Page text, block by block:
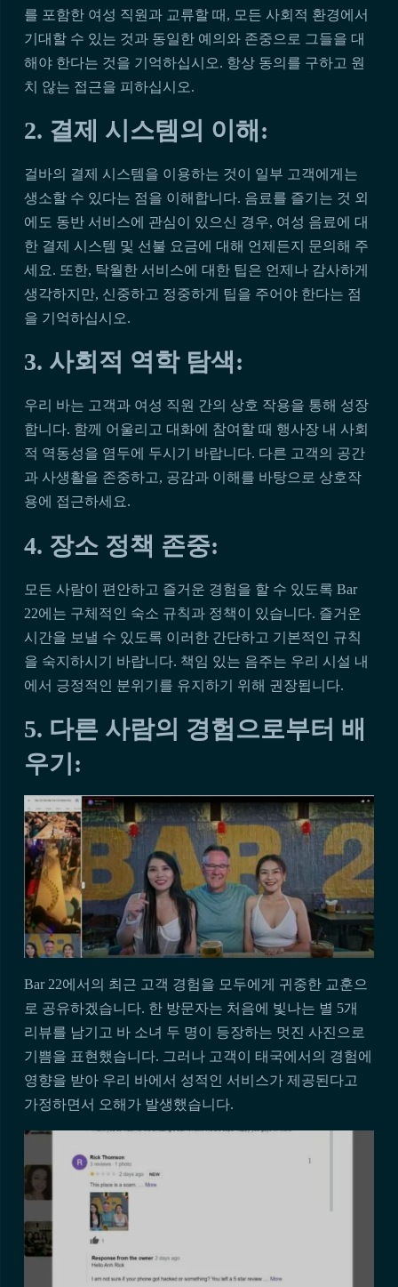
를 포함한 여성 직원과 교류할 때, 모든 사회적 환경에서
기대할 수 있는 것과 동일한 예의와 존중으로 그들을 대
해야 한다는 것을 기억하십시오. 항상 동의를 구하고 원
치 않는 접근을 피하십시오.
2. 결제 시스템의 이해:
걸바의 결제 시스템을 이용하는 것이 일부 고객에게는
생소할 수 있다는 점을 이해합니다. 음료를 즐기는 것 외
에도 동반 서비스에 관심이 있으신 경우, 여성 음료에 대
한 결제 시스템 및 선불 요금에 대해 언제든지 문의해 주
세요. 또한, 탁월한 서비스에 대한 팁은 언제나 감사하게
생각하지만, 신중하고 정중하게 팁을 주어야 한다는 점
을 기억하십시오.
3. 사회적 역학 탐색:
우리 바는 고객과 여성 직원 간의 상호 작용을 통해 성장
합니다. 함께 어울리고 대화에 참여할 때 행사장 내 사회
적 역동성을 염두에 두시기 바랍니다. 다른 고객의 공간
과 사생활을 존중하고, 공감과 이해를 바탕으로 상호작
용에 접근하세요.
4. 장소 정책 존중:
모든 사람이 편안하고 즐거운 경험을 할 수 있도록 Bar
22에는 구체적인 숙소 규칙과 정책이 있습니다. 즐거운
시간을 보낼 수 있도록 이러한 간단하고 기본적인 규칙
을 숙지하시기 바랍니다. 책임 있는 음주는 우리 시설 내
에서 긍정적인 분위기를 유지하기 위해 권장됩니다.
5. 다른 사람의 경험으로부터 배
우기:
Bar 22에서의 최근 고객 경험을 모두에게 귀중한 교훈으
로 공유하겠습니다. 한 방문자는 처음에 빛나는 별 5개
리뷰를 남기고 바 소녀 두 명이 등장하는 멋진 사진으로
기쁨을 표현했습니다. 그러나 고객이 태국에서의 경험에
영향을 받아 우리 바에서 성적인 서비스가 제공된다고
가정하면서 오해가 발생했습니다.